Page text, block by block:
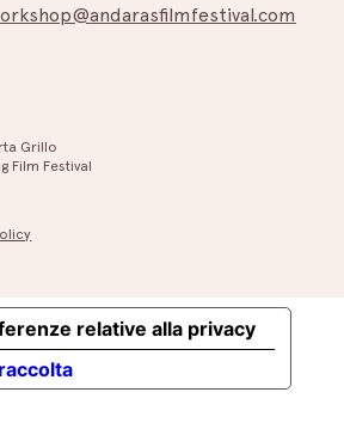
Grillo
Film Festival
relative alla privacy